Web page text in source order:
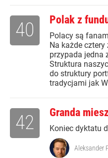
Polak z
Polacy są
Na każde cztery
przypada jedna
Struktura
do struktury
tradycjami jak
40
Granda
Koniec dyktatu
42
Aleksander